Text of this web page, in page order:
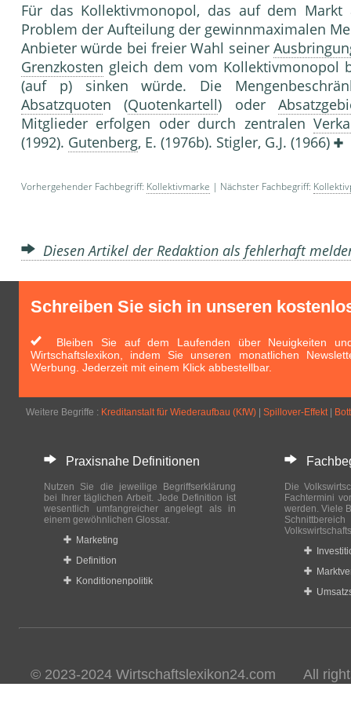
Für das Kollektivmonopol, das auf dem
Problem der Aufteilung der gewinnmaximalen
Anbieter würde bei freier Wahl seiner
Grenzkosten gleich dem vom Kollektivmonopol
(auf p) sinken würde. Die
Absatzquoten (Quotenkartell) oder
Mitglieder erfolgen oder durch zentralen
(1992). Gutenberg, E. (1976b). Stigler, G.J. (1966)
Vorhergehender Fachbegriff: Kollektivmarke | Nächster Fachbegriff:
Diesen Artikel der Redaktion als fehlerhaft
Schreiben Sie sich in unseren
Bleiben Sie auf dem Laufenden über Neuigkeiten
Wirtschaftslexikon, indem Sie unseren monatlichen
Werbung. Jederzeit mit einem Klick abbestellbar.
Weitere Begriffe : Kreditanstalt für Wiederaufbau (KfW) Spillover-Effekt|
Praxisnahe Definitionen
Nutzen Sie die jeweilige Begriffserklärung
bei Ihrer täglichen Arbeit. Jede Definition ist
wesentlich umfangreicher angelegt als in
einem gewöhnlichen Glossar.
Marketing
Definition
Konditionenpolitik
Die
Fachtermini
werden. Viele
© 2023-2024 Wirtschaftslexikon24.com All